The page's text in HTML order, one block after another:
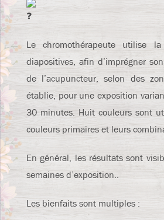
Le chromothérapeute utilise
diapositives, afin d’imprégner
de l’acupuncteur, selon des
établie, pour une exposition
30 minutes. Huit couleurs sont
couleurs primaires et leurs
En général, les résultats sont
semaines d’exposition..
Les bienfaits sont multiples :